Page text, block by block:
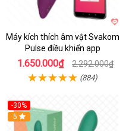
Máy kích thích âm vật Svakom
Pulse điều khiển app
1.650.000₫ 2.292.000₫
(884)
-30%
Hot
5